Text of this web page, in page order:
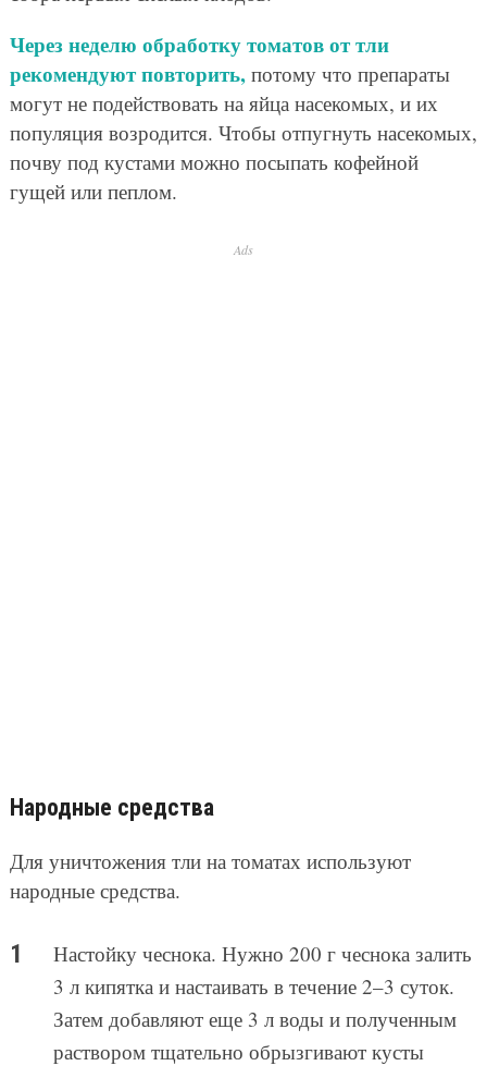
Через неделю обработку томатов от тли
рекомендуют повторить,потому что препараты
могут не подействовать на яйца насекомых, и их
популяция возродится. Чтобы отпугнуть насекомых,
почву под кустами можно посыпать кофейной
гущей или пеплом.
Ads
Народные средства
Для уничтожения тли на томатах используют
народные средства.
Настойку чеснока. Нужно 200 г чеснока залить
3 л кипятка и настаивать в течение 2–3 суток.
Затем добавляют еще 3 л воды и полученным
раствором тщательно обрызгивают кусты